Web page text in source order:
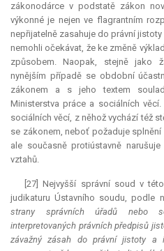
zákonodárce v podstatě zákon
výkonné je nejen ve flagrantním
nepřijatelně zasahuje do právní
nemohli očekávat, že ke změně
způsobem. Naopak, stejně jako
nynějším případě se obdobní
zákonem a s jeho textem
Ministerstva práce a sociálních
sociálních věcí, z něhož vychází též
se zákonem, neboť požaduje
ale současně protiústavně
vztahů.
[27] Nejvyšší správní soud v
judikaturu Ústavního soudu, podle
strany správních úřadů nebo
interpretovaných právních předpisů
závažný zásah do právní jistoty a